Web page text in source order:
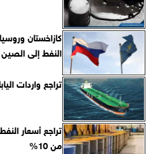
كازاخستان
النفط إلى الصين
تراجع واردات اليابان
تراجع أسعار
من 10%